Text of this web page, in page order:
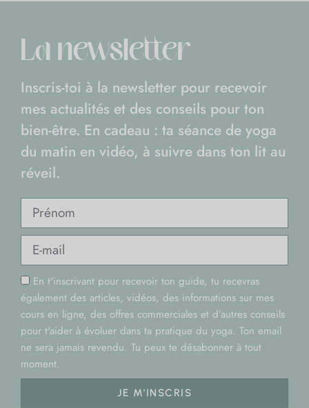
La newsletter
Inscris-toi à la newsletter pour recevoir
mes actualités et des conseils pour ton
bien-être. En cadeau : ta séance de yoga
du matin en vidéo, à suivre dans ton lit au
réveil.
En t'inscrivant pour recevoir ton guide, tu recevras
également des articles, vidéos, des informations sur mes
cours en ligne, des offres commerciales et d’autres conseils
pour t'aider à évoluer dans ta pratique du yoga. Ton email
ne sera jamais revendu. Tu peux te désabonner à tout
moment.
JE M'INSCRIS